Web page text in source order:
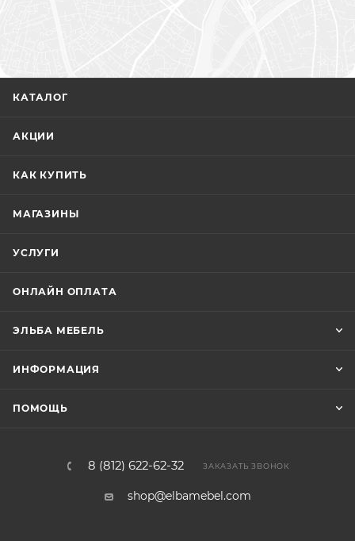
КАТАЛОГ
АКЦИИ
КАК КУПИТЬ
МАГАЗИНЫ
УСЛУГИ
ОНЛАЙН ОПЛАТА
ЭЛЬБА МЕБЕЛЬ
ИНФОРМАЦИЯ
ПОМОЩЬ
8 (812) 622-62-32 ЗАКАЗАТЬ ЗВОНОК
shop@elbamebel.com